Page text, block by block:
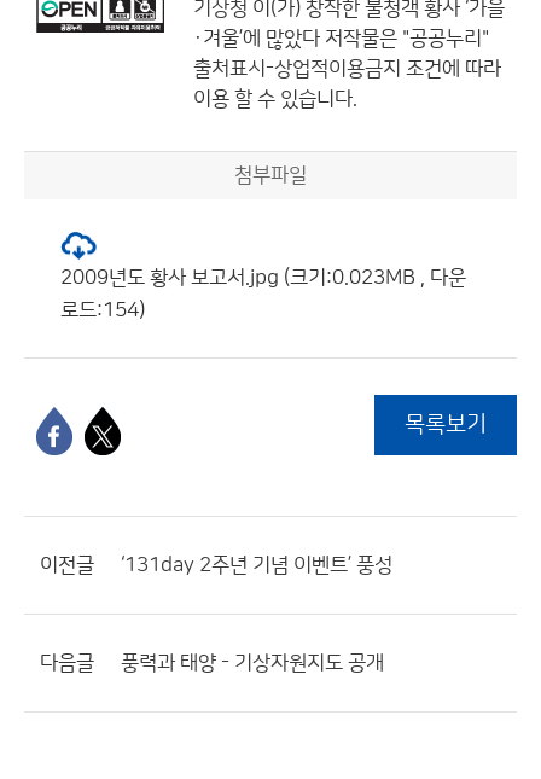
기상청 이(가) 창작한 불청객 황사 ‘가을
·겨울’에 많았다 저작물은 "공공누리"
출처표시-상업적이용금지 조건에 따라
이용 할 수 있습니다.
첨부파일
2009년도 황사 보고서.jpg (크기:0.023MB , 다운
로드:154)
목록보기
이전글 ‘131day 2주년 기념 이벤트’ 풍성
다음글 풍력과 태양 - 기상자원지도 공개